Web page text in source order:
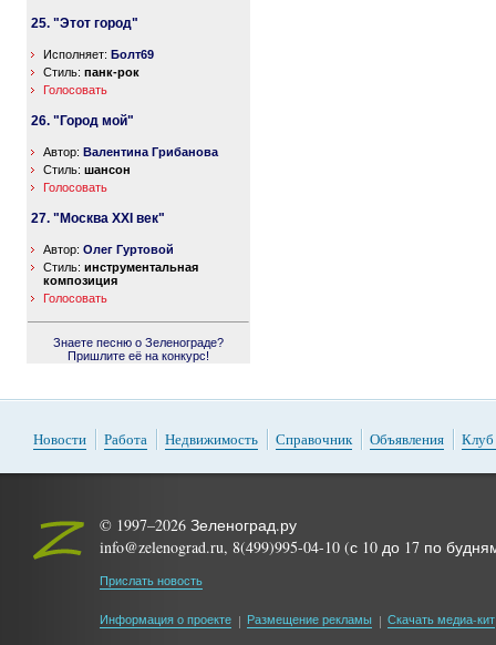
25. "Этот город"
Исполняет: Болт69
Стиль: панк-рок
Голосовать
26. "Город мой"
Автор: Валентина Грибанова
Стиль: шансон
Голосовать
27. "Москва XXI век"
Автор: Олег Гуртовой
Стиль: инструментальная
композиция
Голосовать
Знаете песню о Зеленограде?
Пришлите её на конкурс!
Новости Работа Недвижимость Справочник Объявления Клуб
© 1997–2026 Зеленоград.ру
info@zelenograd.ru, 8(499)995-04-10 (с 10 до 17 по
Прислать новость
Информация о проекте Размещение рекламы Скачать медиа-кит